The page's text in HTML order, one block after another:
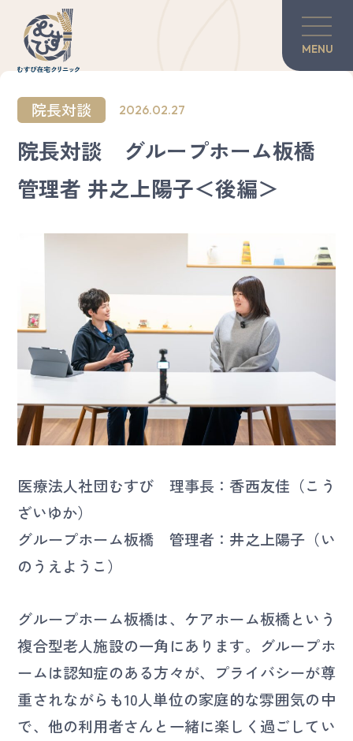
よくある質問 採用情報
お問い合わせ
当院の紹介
訪問診療について
対談・コラム
患者さんのご家族へ
グリーフケア
医師×歯科医師の力
MENU
院長対談 2026.02.27
院長対談 グループホーム板橋
管理者 井之上陽子＜後編＞
医療法人社団むすび 理事長：香西友佳（こう
ざいゆか）
グループホーム板橋 管理者：井之上陽子（い
のうえようこ）
グループホーム板橋は、ケアホーム板橋という
複合型老人施設の一角にあります。グループホ
ームは認知症のある方々が、プライバシーが尊
重されながらも10人単位の家庭的な雰囲気の中
で、他の利用者さんと一緒に楽しく過ごしてい